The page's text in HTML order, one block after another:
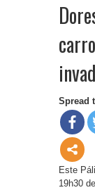
Spread
Este
19h30